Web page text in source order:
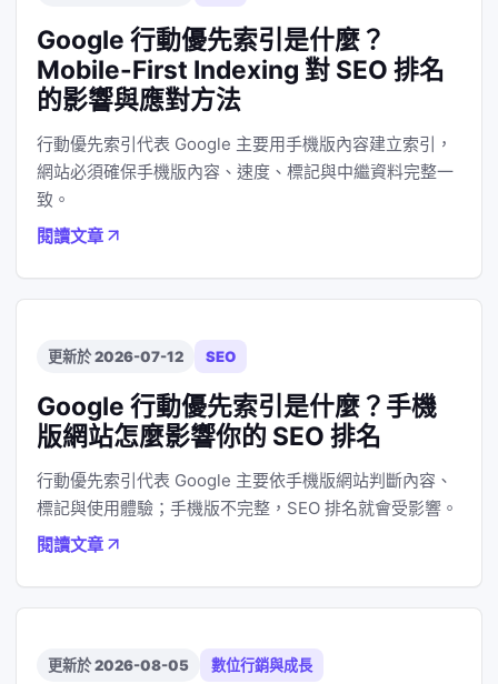
Google 行動優先索引是什麼？
Mobile-First Indexing 對 SEO 排名
的影響與應對方法
行動優先索引代表 Google 主要用手機版內容建立索引，
網站必須確保手機版內容、速度、標記與中繼資料完整一
致。
閱讀文章
更新於 2026-07-12 SEO
Google 行動優先索引是什麼？手機
版網站怎麼影響你的 SEO 排名
行動優先索引代表 Google 主要依手機版網站判斷內容、
標記與使用體驗；手機版不完整，SEO 排名就會受影響。
閱讀文章
更新於 2026-08-05 數位行銷與成長